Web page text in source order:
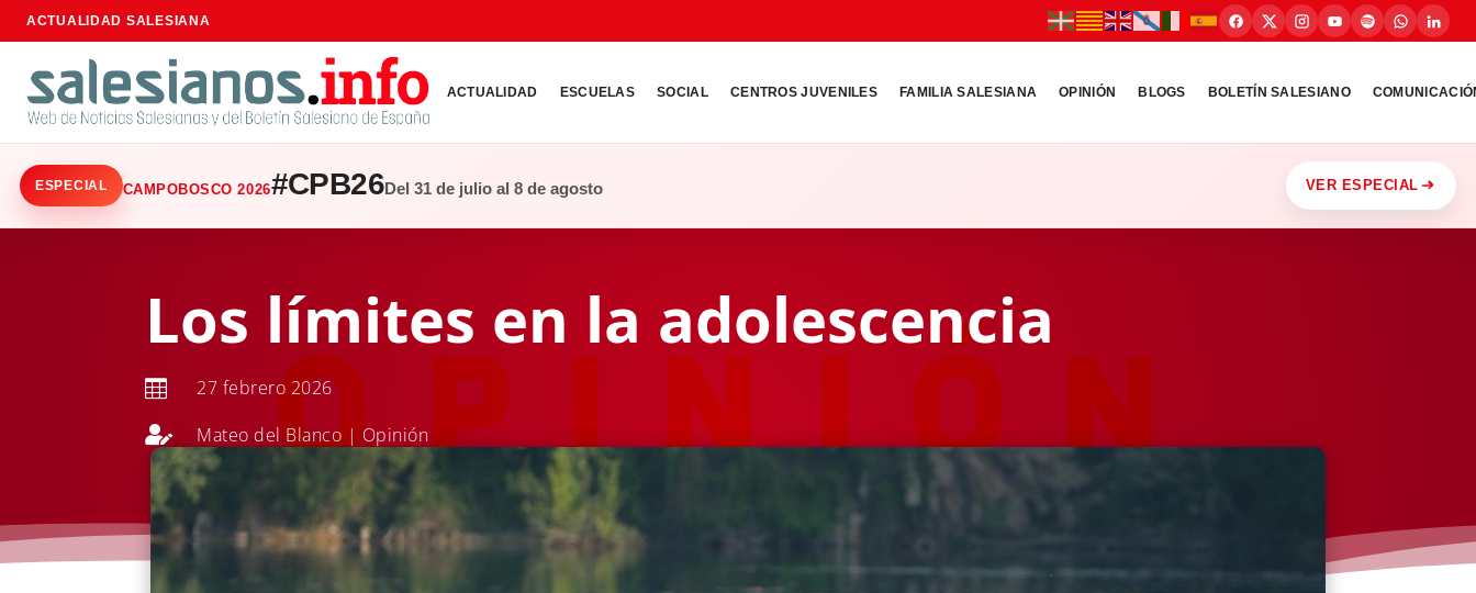
ACTUALIDAD SALESIANA
ACTUALIDAD ESCUELAS SOCIAL CENTROS JUVENILES FAMILIA SALESIANA OPINIÓN BLOGS BOLETÍN SALESIANO
ESPECIAL CAMPOBOSCO 2026#CPB26Del 31 de julio al 8 de agosto VER ESPECIAL
Los límites en la adolescencia
 27 febrero 2026
 Mateo del Blanco | Opinión